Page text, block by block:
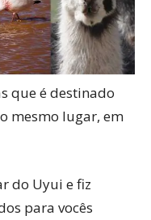
que é destinado
mesmo lugar, em
do Uyui e fiz
para vocês